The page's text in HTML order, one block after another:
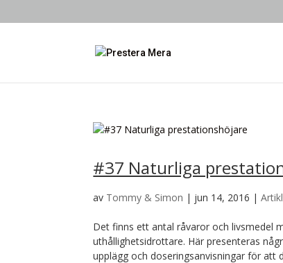
#37 Naturliga
av Tommy & Simon | jun 14, 2016 |
Det finns ett antal råvaror och livsmedel
uthållighetsidrottare. Här presenteras
upplägg och doseringsanvisningar för att